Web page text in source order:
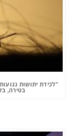
"לכידת יתושות
בטירה,